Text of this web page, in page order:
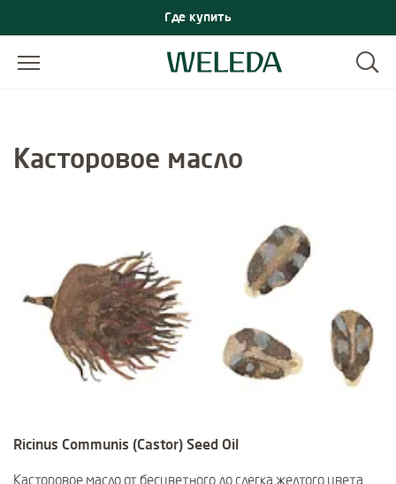
Где купить
Касторовое масло
Ricinus Communis (Castor) Seed Oil
Касторовое масло от бесцветного до слегка желтого цвета